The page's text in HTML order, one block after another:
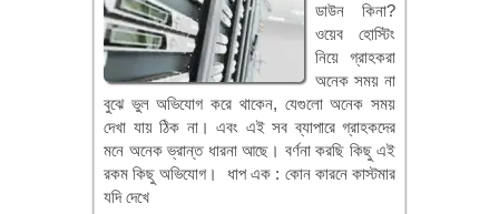
ডাউন কিনা?
ওয়েব হোস্টিং
নিয়ে গ্রাহকরা
অনেক সময় না
বুঝে ভুল অভিযোগ করে থাকেন, যেগুলো অনেক সময়
দেখা যায় ঠিক না। এবং এই সব ব্যাপারে গ্রাহকদের
মনে অনেক ভ্রান্ত ধারনা আছে। বর্ণনা করছি কিছু এই
রকম কিছু অভিযোগ। ধাপ এক : কোন কারনে কাস্টমার
যদি দেখে